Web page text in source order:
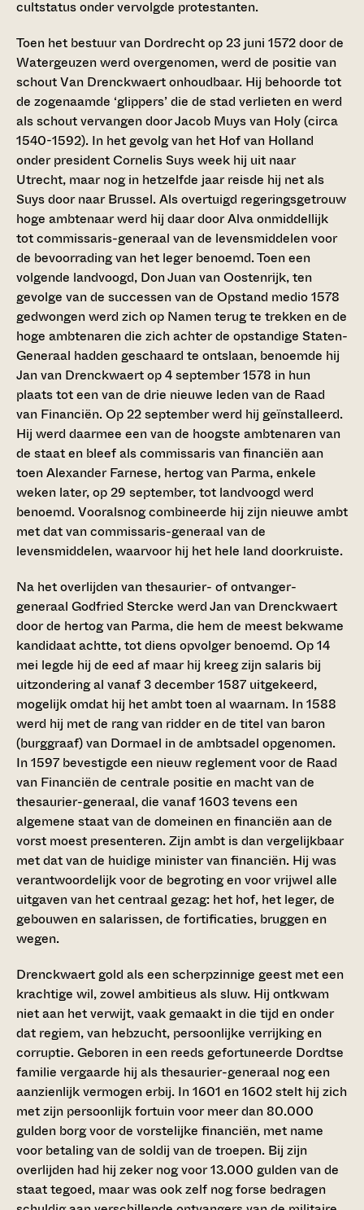
cultstatus onder vervolgde protestanten.
Toen het bestuur van Dordrecht op 23 juni 1572 door de
Watergeuzen werd overgenomen, werd de positie van
schout Van Drenckwaert onhoudbaar. Hij behoorde tot
de zogenaamde ‘glippers’ die de stad verlieten en werd
als schout vervangen door Jacob Muys van Holy (circa
1540-1592). In het gevolg van het Hof van Holland
onder president Cornelis Suys week hij uit naar
Utrecht, maar nog in hetzelfde jaar reisde hij net als
Suys door naar Brussel. Als overtuigd regeringsgetrouw
hoge ambtenaar werd hij daar door Alva onmiddellijk
tot commissaris-generaal van de levensmiddelen voor
de bevoorrading van het leger benoemd. Toen een
volgende landvoogd, Don Juan van Oostenrijk, ten
gevolge van de successen van de Opstand medio 1578
gedwongen werd zich op Namen terug te trekken en de
hoge ambtenaren die zich achter de opstandige Staten-
Generaal hadden geschaard te ontslaan, benoemde hij
Jan van Drenckwaert op 4 september 1578 in hun
plaats tot een van de drie nieuwe leden van de Raad
van Financiën. Op 22 september werd hij geïnstalleerd.
Hij werd daarmee een van de hoogste ambtenaren van
de staat en bleef als commissaris van financiën aan
toen Alexander Farnese, hertog van Parma, enkele
weken later, op 29 september, tot landvoogd werd
benoemd. Vooralsnog combineerde hij zijn nieuwe ambt
met dat van commissaris-generaal van de
levensmiddelen, waarvoor hij het hele land doorkruiste.
Na het overlijden van thesaurier- of ontvanger-
generaal Godfried Stercke werd Jan van Drenckwaert
door de hertog van Parma, die hem de meest bekwame
kandidaat achtte, tot diens opvolger benoemd. Op 14
mei legde hij de eed af maar hij kreeg zijn salaris bij
uitzondering al vanaf 3 december 1587 uitgekeerd,
mogelijk omdat hij het ambt toen al waarnam. In 1588
werd hij met de rang van ridder en de titel van baron
(burggraaf) van Dormael in de ambtsadel opgenomen.
In 1597 bevestigde een nieuw reglement voor de Raad
van Financiën de centrale positie en macht van de
thesaurier-generaal, die vanaf 1603 tevens een
algemene staat van de domeinen en financiën aan de
vorst moest presenteren. Zijn ambt is dan vergelijkbaar
met dat van de huidige minister van financiën. Hij was
verantwoordelijk voor de begroting en voor vrijwel alle
uitgaven van het centraal gezag: het hof, het leger, de
gebouwen en salarissen, de fortificaties, bruggen en
wegen.
Drenckwaert gold als een scherpzinnige geest met een
krachtige wil, zowel ambitieus als sluw. Hij ontkwam
niet aan het verwijt, vaak gemaakt in die tijd en onder
dat regiem, van hebzucht, persoonlijke verrijking en
corruptie. Geboren in een reeds gefortuneerde Dordtse
familie vergaarde hij als thesaurier-generaal nog een
aanzienlijk vermogen erbij. In 1601 en 1602 stelt hij zich
met zijn persoonlijk fortuin voor meer dan 80.000
gulden borg voor de vorstelijke financiën, met name
voor betaling van de soldij van de troepen. Bij zijn
overlijden had hij zeker nog voor 13.000 gulden van de
staat tegoed, maar was ook zelf nog forse bedragen